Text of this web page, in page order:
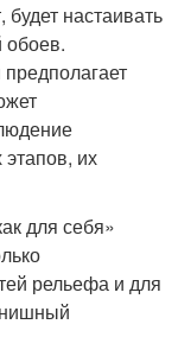
настаивать
обоев.
их
для себя»
рельефа и для